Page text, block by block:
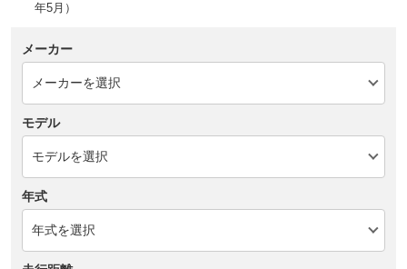
年5月）
メーカー
モデル
年式